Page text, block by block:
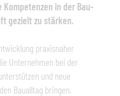
in der Bau-
gezielt zu stärken.
praxisnaher
Unternehmen bei der
und neue
Baualltag bringen.